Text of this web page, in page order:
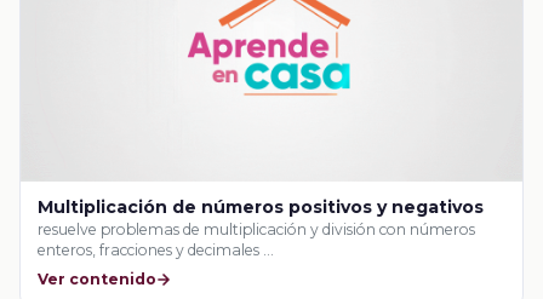
Multiplicación de números positivos y negativos
resuelve problemas de multiplicación y división con números
enteros, fracciones y decimales …
Ver contenido